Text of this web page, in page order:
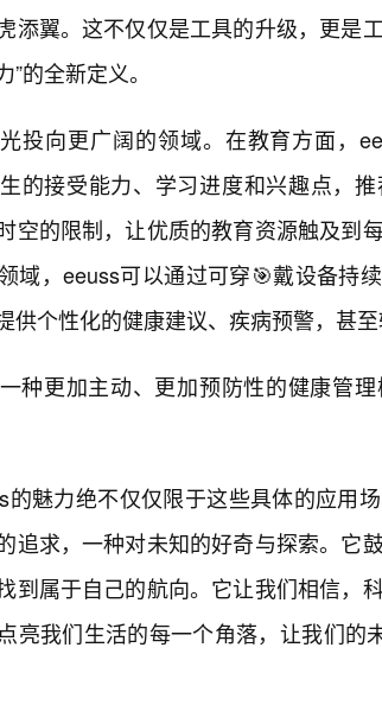
添翼。这不仅仅是工具的升级，更是
”的全新定义。
投向更广阔的领域。在教育方面，
的接受能力、学习进度和兴趣点，
空的限制，让优质的教育资源触及到
域，eeuss可以通过可穿🎯戴设备持
供个性化的健康建议、疾病预警，甚至
种更加主动、更加预防性的健康管
的魅力绝不仅仅限于这些具体的应用
追求，一种对未知的好奇与探索。它
到属于自己的航向。它让我们相信，
亮我们生活的每一个角落，让我们的